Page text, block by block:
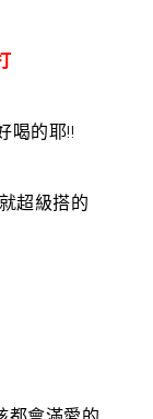
喝的耶!!
超級搭的